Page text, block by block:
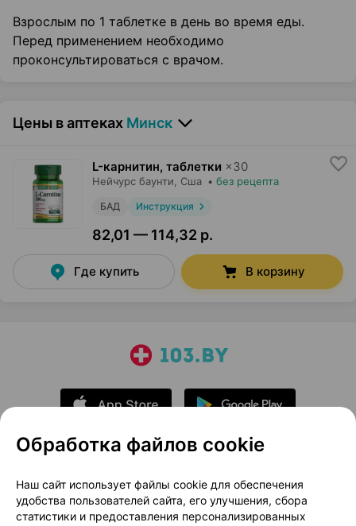
Взрослым по 1 таблетке в день во время еды.
Перед применением необходимо
проконсультироваться с врачом.
Цены в аптеках Минск
L-карнитин, таблетки ×30
Нейчурс баунти, Сша • без рецепта
БАД Инструкция
82,01 — 114,32 р.
Где купить В корзину
О проекте
Новости проекта
Размещение рекламы
Медицинский маркетинг
Обработка файлов cookie
Наш сайт использует файлы cookie для обеспечения
удобства пользователей сайта, его улучшения, сбора
статистики и предоставления персонализированных